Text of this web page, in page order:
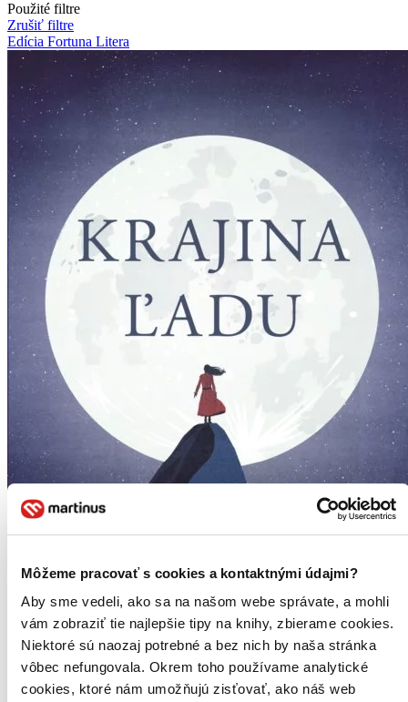
Môžeme pracovať s cookies a kontaktnými údajmi?
Aby sme vedeli, ako sa na našom webe správate, a mohli
vám zobraziť tie najlepšie tipy na knihy, zbierame cookies.
Niektoré sú naozaj potrebné a bez nich by naša stránka
vôbec nefungovala. Okrem toho používame analytické
cookies, ktoré nám umožňujú zisťovať, ako náš web
Použité filtre
Zrušiť filtre
Edícia Fortuna Litera
Krajina ľadu